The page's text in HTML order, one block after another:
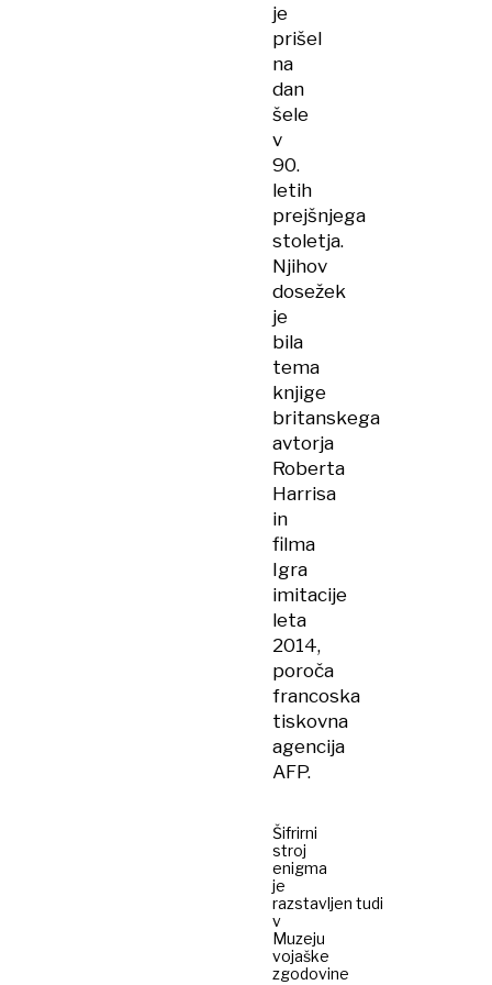
je
prišel
na
dan
šele
v
90.
letih
prejšnjega
stoletja.
Njihov
dosežek
je
bila
tema
knjige
britanskega
avtorja
Roberta
Harrisa
in
filma
Igra
imitacije
leta
2014,
poroča
francoska
tiskovna
agencija
AFP.
Šifrirni
stroj
enigma
je
razstavljen tudi
v
Muzeju
vojaške
zgodovine